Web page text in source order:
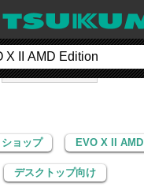
ョップ EVO X II AMD
デスクトップ向け
ョップ EVO X II
デスクトップ向け